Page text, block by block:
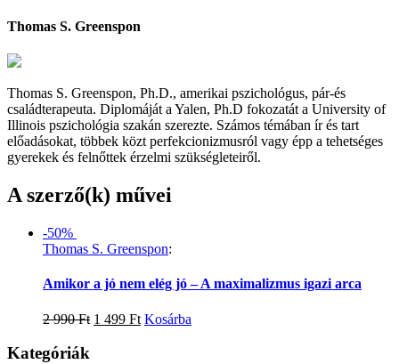
Thomas S. Greenspon
Thomas S. Greenspon, Ph.D., amerikai pszichológus, pár-és
családterapeuta. Diplomáját a Yalen, Ph.D fokozatát a University of
Illinois pszichológia szakán szerezte. Számos témában ír és tart
előadásokat, többek közt perfekcionizmusról vagy épp a tehetséges
gyerekek és felnőttek érzelmi szükségleteiről.
A szerző(k) művei
-50%
Thomas S. Greenspon:
Amikor a jó nem elég jó – A maximalizmus igazi arca
2 990Ft 1 499 Ft Kosárba
Kategóriák